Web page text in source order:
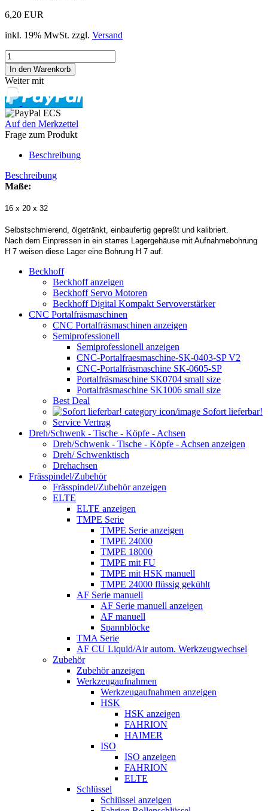
6,20 EUR
inkl. 19% MwSt. zzgl. Versand
Weiter mit
Auf den Merkzettel
Frage zum Produkt
Beschreibung
Beschreibung
Maße:
16 x 20 x 32
Selbstschmierend, ölgetränkt, einbaufertig gepreßt und kalibriert.
Nach dem Einpressen in ein starres Lagergehäuse mit Aufnahmebohrung
H 7 weisen diese Lager eine Bohrung H 7 auf.
Beckhoff
Beckhoff anzeigen
Beckhoff Servo Motoren
Beckhoff Digital Kompakt Servoverstärker
CNC Portalfräsmaschinen
CNC Portalfräsmaschinen anzeigen
Semiprofessionell
Semiprofessionell anzeigen
CNC-Portalfraesmaschine-SK-0403-SP V2
CNC-Portalfräsmaschine SK-0605-SP
Portalfräsmaschine SK0704 small size
Portalfräsmaschine SK1006 small size
Best Deal
Sofort lieferbar!
Service Vertrag
Dreh/Schwenk - Tische - Köpfe - Achsen
Dreh/Schwenk - Tische - Köpfe - Achsen anzeigen
Dreh/ Schwenktisch
Drehachsen
Frässpindel/Zubehör
Frässpindel/Zubehör anzeigen
ELTE
ELTE anzeigen
TMPE Serie
TMPE Serie anzeigen
TMPE 24000
TMPE 18000
TMPE mit FU
TMPE mit HSK manuell
TMPE 24000 flüssig gekühlt
AF Serie manuell
AF Serie manuell anzeigen
AF manuell
Spannblöcke
TMA Serie
AF CU Liquid/Air autom. Werkzeugwechsel
Zubehör
Zubehör anzeigen
Werkzeugaufnahmen
Werkzeugaufnahmen anzeigen
HSK
HSK anzeigen
FAHRION
HAIMER
ISO
ISO anzeigen
FAHRION
ELTE
Schlüssel
Schlüssel anzeigen